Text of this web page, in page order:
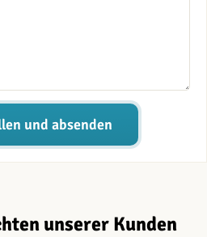
und absenden
unserer Kunden